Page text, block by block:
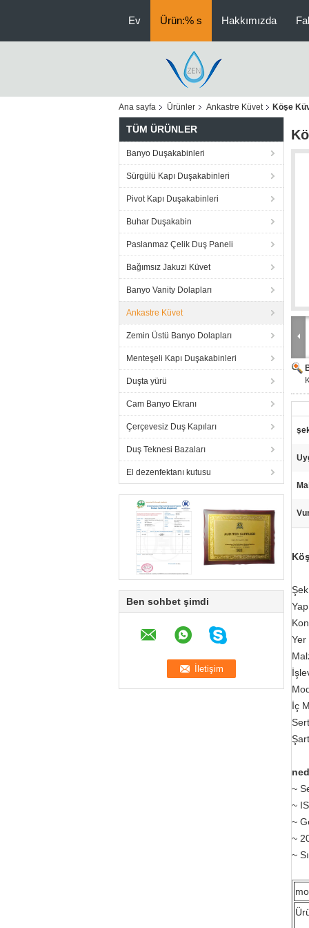
Ev Ürün:% s Hakkımızda
Ana sayfa Ürünler Ankastre Küvet Köşe
TÜM ÜRÜNLER
Banyo Duşakabinleri
Sürgülü Kapı Duşakabinleri
Pivot Kapı Duşakabinleri
Buhar Duşakabin
Paslanmaz Çelik Duş Paneli
Bağımsız Jakuzi Küvet
Banyo Vanity Dolapları
Ankastre Küvet
Zemin Üstü Banyo Dolapları
Menteşeli Kapı Duşakabinleri
Duşta yürü
Cam Banyo Ekranı
Çerçevesiz Duş Kapıları
Duş Teknesi Bazaları
El dezenfektanı kutusu
Ben sohbet şimdi
Yer
İç
~
~
~
~
~